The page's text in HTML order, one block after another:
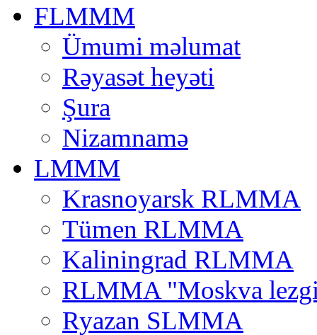
FLMMM
Ümumi məlumat
Rəyasət heyəti
Şura
Nizamnamə
LMMM
Krasnoyarsk RLMMA
Tümen RLMMA
Kaliningrad RLMMA
RLMMA "Moskva
Ryazan SLMMA